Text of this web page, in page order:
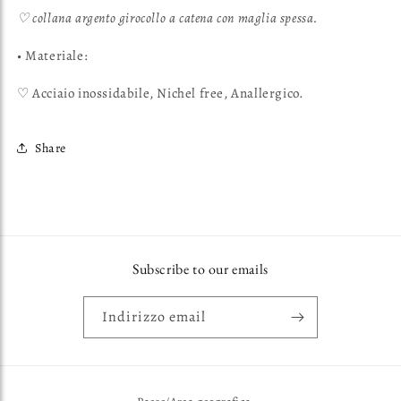
♡ collana argento girocollo a catena con maglia spessa.
• Materiale:
♡ Acciaio inossidabile, Nichel free, Anallergico.
Share
Subscribe to our emails
Indirizzo email